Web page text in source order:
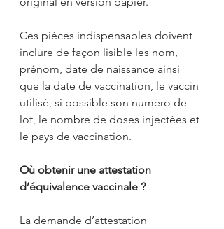
Ces pièces indispensables doivent
inclure de façon lisible les nom,
prénom, date de naissance ainsi
que la date de vaccination, le vaccin
utilisé, si possible son numéro de
lot, le nombre de doses injectées et
le pays de vaccination.
Où obtenir une attestation
d’équivalence vaccinale ?
La demande d’attestation